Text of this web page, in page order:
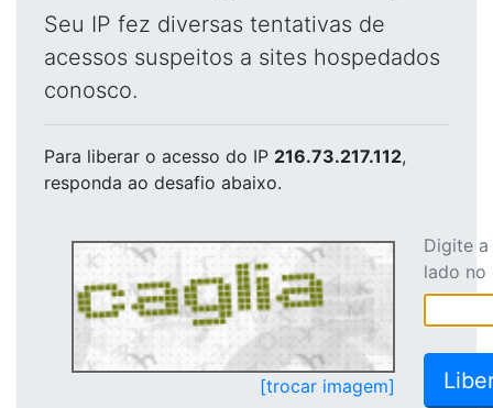
Seu IP fez diversas tentativas de
acessos suspeitos a sites hospedados
conosco.
Para liberar o acesso do IP 216.73.217.112,
responda ao desafio abaixo.
[trocar imagem]
Digite
lado no